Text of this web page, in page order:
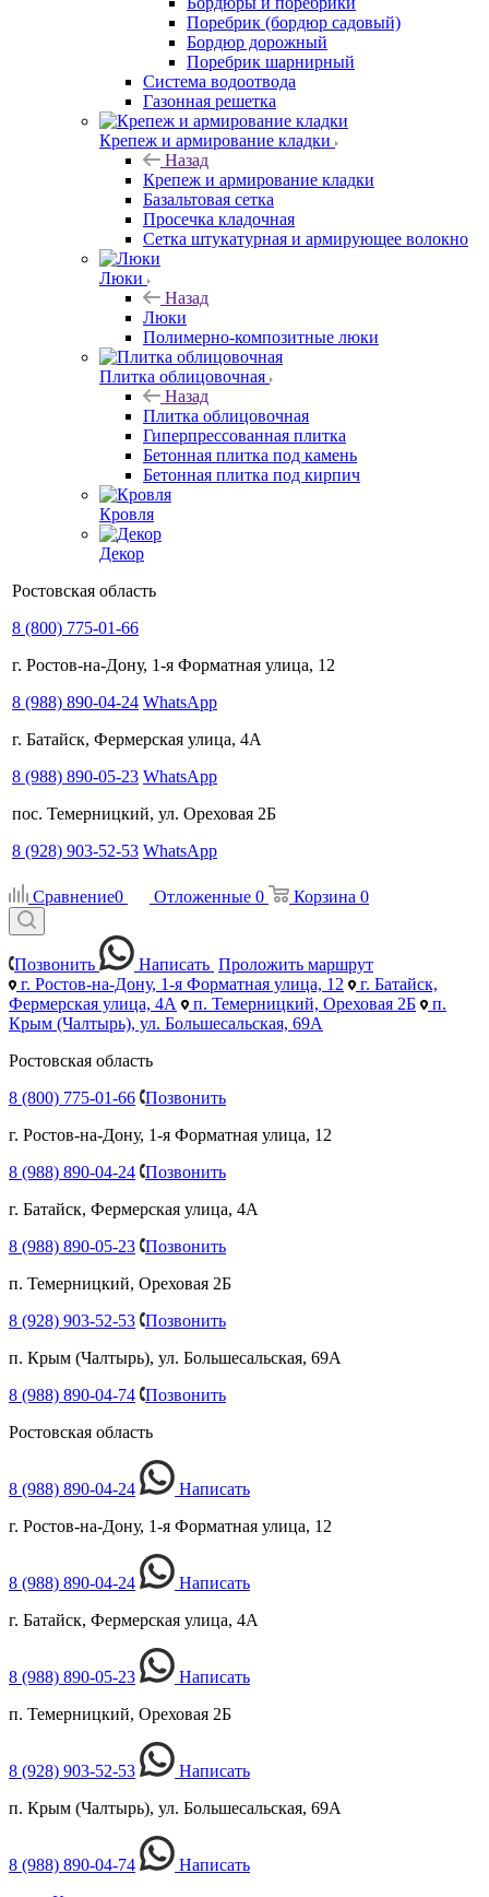
Поребрик (бордюр садовый)
Бордюр дорожный
Поребрик шарнирный
Система водоотвода
Газонная решетка
Крепеж и армирование кладки
Назад
Крепеж и армирование кладки
Базальтовая сетка
Просечка кладочная
Сетка штукатурная и армирующее волокно
Люки
Назад
Люки
Полимерно-композитные люки
Плитка облицовочная
Назад
Плитка облицовочная
Гиперпрессованная плитка
Бетонная плитка под камень
Бетонная плитка под кирпич
Кровля
Декор
Ростовская область
8 (800) 775-01-66
г. Ростов-на-Дону, 1-я Форматная улица, 12
8 (988) 890-04-24 WhatsApp
г. Батайск, Фермерская улица, 4А
8 (988) 890-05-23 WhatsApp
пос. Темерницкий, ул. Ореховая 2Б
8 (928) 903-52-53 WhatsApp
Сравнение0 Отложенные 0 Корзина 0
Позвонить Написать Проложить маршрут
г. Ростов-на-Дону, 1-я Форматная улица, 12
г. Батайск,
Фермерская улица, 4А
п. Темерницкий, Ореховая 2Б
п.
Крым (Чалтырь), ул. Большесальская, 69А
Ростовская область
8 (800) 775-01-66 Позвонить
г. Ростов-на-Дону, 1-я Форматная улица, 12
8 (988) 890-04-24 Позвонить
г. Батайск, Фермерская улица, 4А
8 (988) 890-05-23 Позвонить
п. Темерницкий, Ореховая 2Б
8 (928) 903-52-53 Позвонить
п. Крым (Чалтырь), ул. Большесальская, 69А
8 (988) 890-04-74 Позвонить
Ростовская область
8 (988) 890-04-24
Написать
г. Ростов-на-Дону, 1-я Форматная улица, 12
8 (988) 890-04-24
Написать
г. Батайск, Фермерская улица, 4А
8 (988) 890-05-23
Написать
п. Темерницкий, Ореховая 2Б
8 (928) 903-52-53
Написать
п. Крым (Чалтырь), ул. Большесальская, 69А
8 (988) 890-04-74
Написать